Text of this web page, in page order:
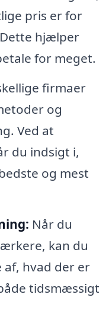
pris er for
hjælper
for meget.
firmaer
og
Ved at
du indsigt i,
og mest
Når du
kan du
af, hvad der er
tidsmæssigt